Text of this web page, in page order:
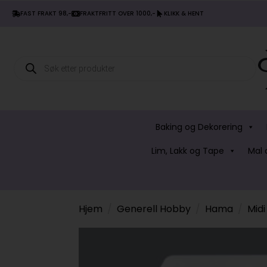
FAST FRAKT 98,- FRAKTFRITT OVER 1000,- KLIKK & HENT
Products
search
Baking og Dekorering
Lim, Lakk og Tape
Mal
Hjem Generell Hobby Hama